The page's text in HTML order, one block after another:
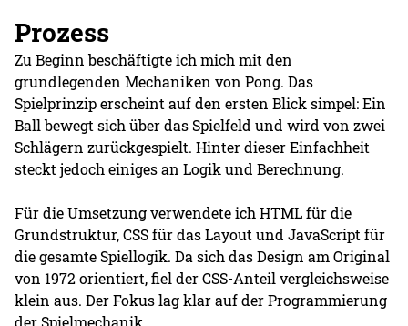
Prozess
Zu Beginn beschäftigte ich mich mit den
grundlegenden Mechaniken von Pong. Das
Spielprinzip erscheint auf den ersten Blick simpel: Ein
Ball bewegt sich über das Spielfeld und wird von zwei
Schlägern zurückgespielt. Hinter dieser Einfachheit
steckt jedoch einiges an Logik und Berechnung.
Für die Umsetzung verwendete ich HTML für die
Grundstruktur, CSS für das Layout und JavaScript für
die gesamte Spiellogik. Da sich das Design am Original
von 1972 orientiert, fiel der CSS-Anteil vergleichsweise
klein aus. Der Fokus lag klar auf der Programmierung
der Spielmechanik.